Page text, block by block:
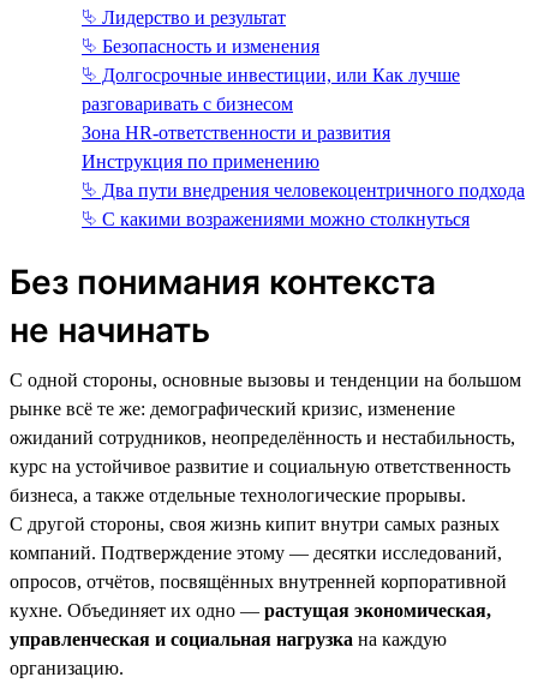
⮱ Лидерство и результат
⮱ Безопасность и изменения
⮱ Долгосрочные инвестиции, или Как лучше
разговаривать с бизнесом
Зона HR-ответственности и развития
Инструкция по применению
⮱ Два пути внедрения человекоцентричного подхода
⮱ С какими возражениями можно столкнуться
Без понимания контекста
не начинать
С одной стороны, основные вызовы и тенденции на большом
рынке всё те же: демографический кризис, изменение
ожиданий сотрудников, неопределённость и нестабильность,
курс на устойчивое развитие и социальную ответственность
бизнеса, а также отдельные технологические прорывы.
С другой стороны, своя жизнь кипит внутри самых разных
компаний. Подтверждение этому — десятки исследований,
опросов, отчётов, посвящённых внутренней корпоративной
кухне. Объединяет их одно — растущая экономическая,
управленческая и социальная нагрузка на каждую
организацию.